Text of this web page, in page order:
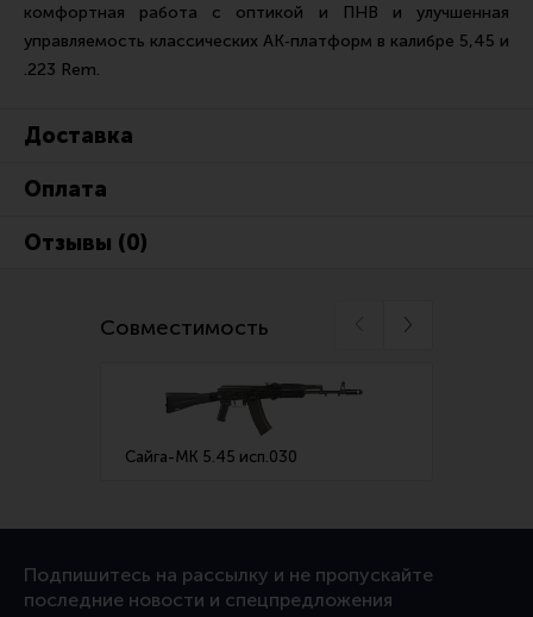
комфортная работа с оптикой и ПНВ и улучшенная
управляемость классических АК‑платформ в калибре 5,45 и
.223 Rem.
Доставка
Оплата
Отзывы (0)
Совместимость
Сайга-МК 5.45 исп.030
Подпишитесь на рассылку и не пропускайте
последние новости и спецпредложения